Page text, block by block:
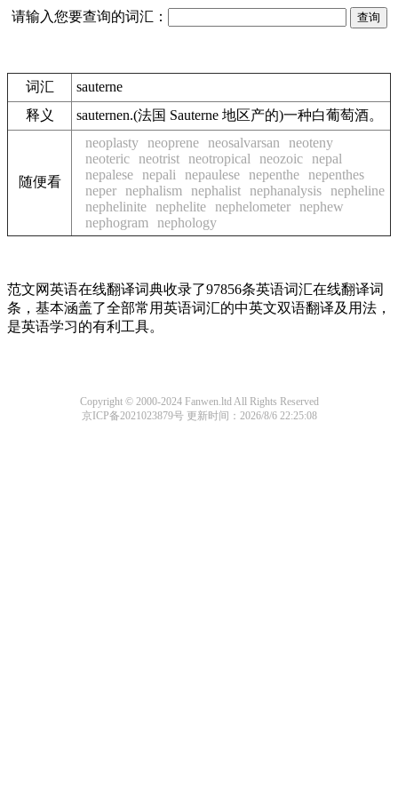
请输入您要查询的词汇：
词汇
sauterne
释义
sauternen.(法国 Sauterne 地区产的)一种白葡萄酒。
随便看
neoplasty neoprene neosalvarsan
neoteny
neoteric
neotrist neotropical neozoic
nepal
nepalese
nepali nepaulese nepenthe
nepenthes
neper
nephalism nephalist nephanalysis
nepheline
nephelinite
nephelite nephelometer
nephew
nephogram
nephology
范文网英语在线翻译词典收录了97856条英语词汇在线翻译词
条，基本涵盖了全部常用英语词汇的中英文双语翻译及用法，
是英语学习的有利工具。
Copyright © 2000-2024 Fanwen.ltd All Rights Reserved
京ICP备2021023879号更新时间：2026/8/6 22:25:08